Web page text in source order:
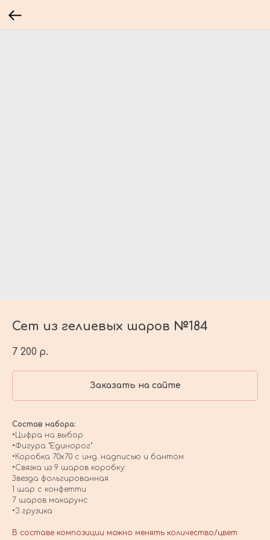
Сет из гелиевых шаров №184
7 200 р.
Заказать на сайте
Состав набора:
•Цифра на выбор
•Фигура "Единорог"
•Коробка 70х70 с инд. надписью и бантом
•Связка из 9 шаров коробку:
Звезда фольгированная
1 шар с конфетти
7 шаров макарунс
•3 грузика
В составе композиции можно менять количество/цвет